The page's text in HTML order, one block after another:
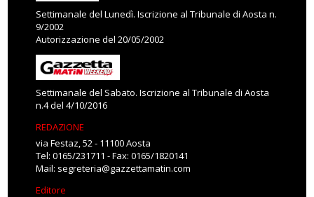
Settimanale del Lunedì. Iscrizione al Tribunale di Aosta n.
9/2002
Autorizzazione del 20/05/2002
Settimanale del Sabato. Iscrizione al Tribunale di Aosta
n.4 del 4/10/2016
REDAZIONE
via Festaz, 52 - 11100 Aosta
Tel: 0165/231711 - Fax: 0165/1820141
Mail: segreteria@gazzettamatin.com
Editore